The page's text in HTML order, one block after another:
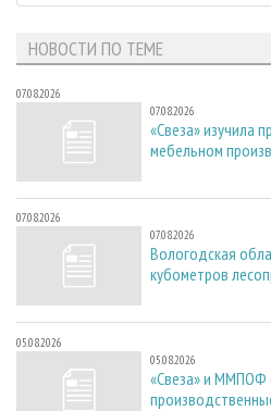
НОВОСТИ ПО ТЕМЕ
07.08.2026
07.08.2026
«Свеза» изучила
мебельном
07.08.2026
07.08.2026
Вологодская
кубометров
05.08.2026
05.08.2026
«Свеза» и ММПОФ